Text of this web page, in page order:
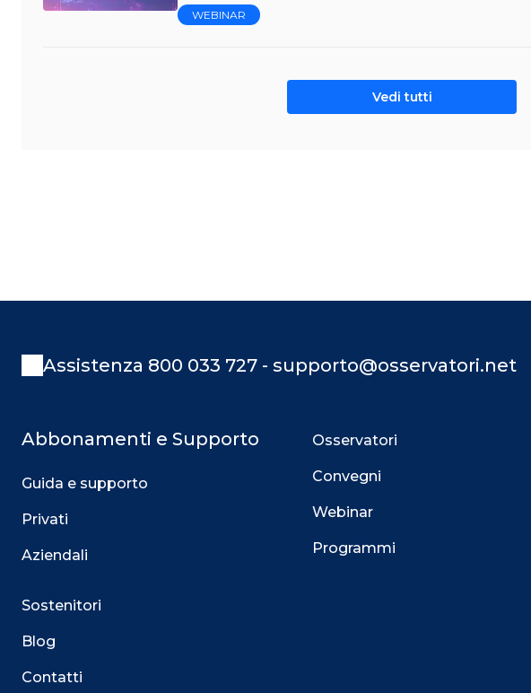
WEBINAR
Vedi tutti
Assistenza 800 033 727 - supporto@osservatori.net
Abbonamenti e Supporto
Guida e supporto
Privati
Aziendali
Sostenitori
Blog
Contatti
Osservatori
Convegni
Webinar
Programmi